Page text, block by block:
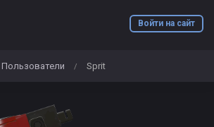
Войти на сайт
Пользователи / Sprit